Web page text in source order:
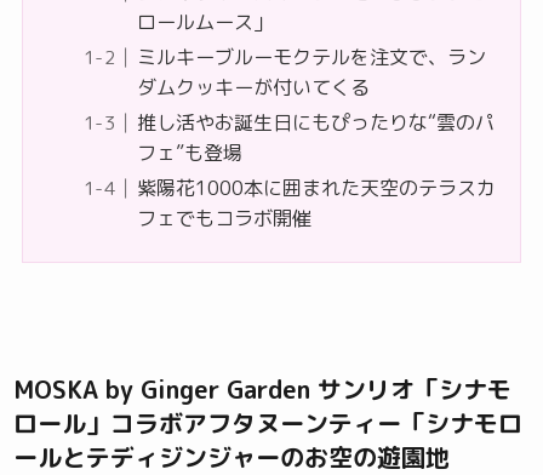
ロールムース」
ミルキーブルーモクテルを注文で、ラン
ダムクッキーが付いてくる
推し活やお誕生日にもぴったりな“雲のパ
フェ”も登場
紫陽花1000本に囲まれた天空のテラスカ
フェでもコラボ開催
MOSKA by Ginger Garden サンリオ「シナモ
ロール」コラボアフタヌーンティー「シナモロ
ールとテディジンジャーのお空の遊園地